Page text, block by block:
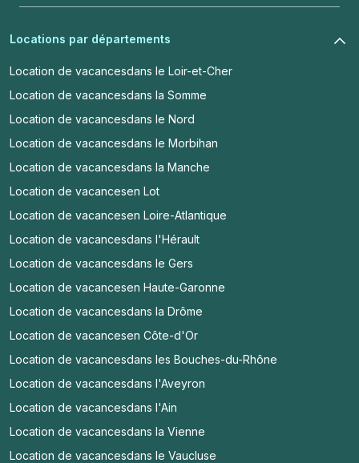
Locations par départements
Location de vacancesdans le Loir-et-Cher
Location de vacancesdans la Somme
Location de vacancesdans le Nord
Location de vacancesdans le Morbihan
Location de vacancesdans la Manche
Location de vacancesen Lot
Location de vacancesen Loire-Atlantique
Location de vacancesdans l'Hérault
Location de vacancesdans le Gers
Location de vacancesen Haute-Garonne
Location de vacancesdans la Drôme
Location de vacancesen Côte-d'Or
Location de vacancesdans les Bouches-du-Rhône
Location de vacancesdans l'Aveyron
Location de vacancesdans l'Ain
Location de vacancesdans la Vienne
Location de vacancesdans le Vaucluse